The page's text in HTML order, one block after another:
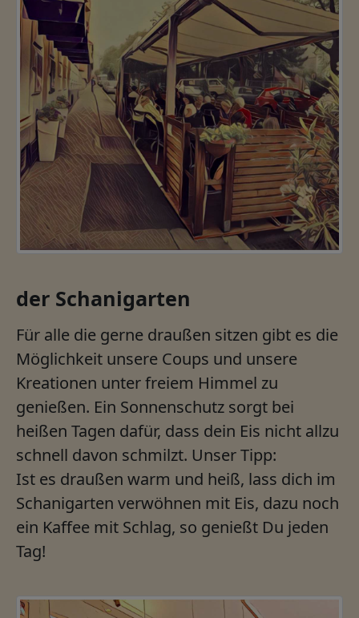
der Schanigarten
Für alle die gerne draußen sitzen gibt es die
Möglichkeit unsere Coups und unsere
Kreationen unter freiem Himmel zu
genießen. Ein Sonnenschutz sorgt bei
heißen Tagen dafür, dass dein Eis nicht allzu
schnell davon schmilzt. Unser Tipp:
Ist es draußen warm und heiß, lass dich im
Schanigarten verwöhnen mit Eis, dazu noch
ein Kaffee mit Schlag, so genießt Du jeden
Tag!